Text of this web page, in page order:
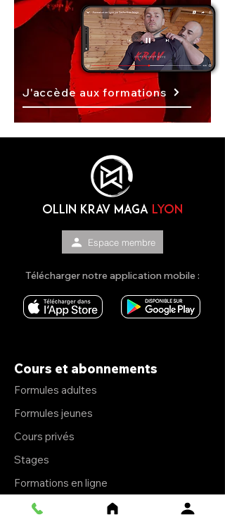
J'accède aux formations
OLLIN KRAV MAGA lyon
Espace membre
Télécharger notre application mobile :
Cours et abonnements
Formules adultes
Formules jeunes
Cours privés
Stages
Formations en ligne
E-books